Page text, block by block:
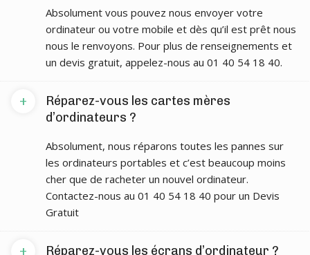
Absolument vous pouvez nous envoyer votre
ordinateur ou votre mobile et dès qu’il est prêt nous
nous le renvoyons. Pour plus de renseignements et
un devis gratuit, appelez-nous au 01 40 54 18 40.
Réparez-vous les cartes mères
d’ordinateurs ?
+
Absolument, nous réparons toutes les pannes sur
les ordinateurs portables et c’est beaucoup moins
cher que de racheter un nouvel ordinateur.
Contactez-nous au 01 40 54 18 40 pour un Devis
Gratuit
Réparez-vous les écrans d’ordinateur ?
+